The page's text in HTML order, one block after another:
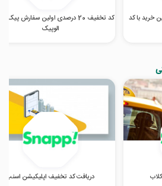
خرید با کد
کد تخفیف 20 درصدی اولین سفارش پیک
الوپیک
دریافت کد تخفیف اپلیکیشن اسنپ